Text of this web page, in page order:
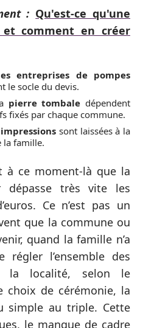
: Qu'est-ce qu'une
comment en créer
entreprises de pompes
le socle du devis.
pierre tombale dépendent
fixés par chaque commune.
impressions sont laissées à la
la famille.
à ce moment-là que la
dépasse très vite les
Ce n’est pas un
que la commune ou
quand la famille n’a
régler l’ensemble des
la localité, selon le
choix de cérémonie, la
simple au triple. Cette
le manque de cadre